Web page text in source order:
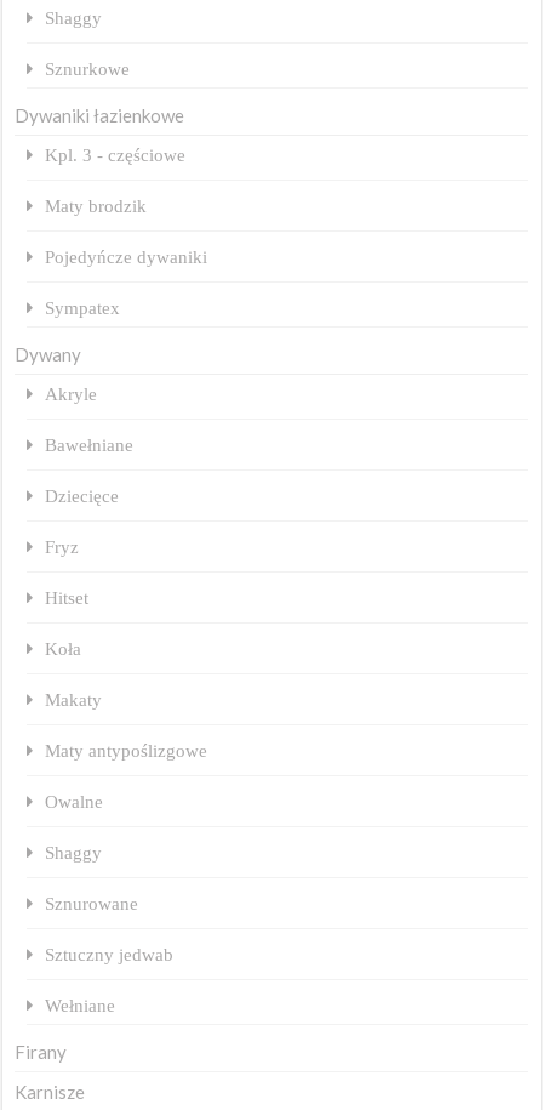
Shaggy
Sznurkowe
Dywaniki łazienkowe
Kpl. 3 - częściowe
Maty brodzik
Pojedyńcze dywaniki
Sympatex
Dywany
Akryle
Bawełniane
Dziecięce
Fryz
Hitset
Koła
Makaty
Maty antypoślizgowe
Owalne
Shaggy
Sznurowane
Sztuczny jedwab
Wełniane
Firany
Karnisze